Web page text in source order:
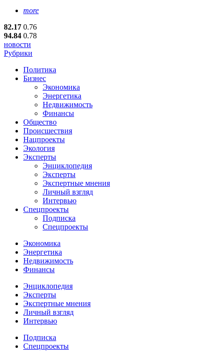
more
82.17 0.76
94.84 0.78
новости
Рубрики
Политика
Бизнес
Экономика
Энергетика
Недвижимость
Финансы
Общество
Происшествия
Нацпроекты
Экология
Эксперты
Энциклопедия
Эксперты
Экспертные мнения
Личный взгляд
Интервью
Спецпроекты
Подписка
Спецпроекты
Экономика
Энергетика
Недвижимость
Финансы
Энциклопедия
Эксперты
Экспертные мнения
Личный взгляд
Интервью
Подписка
Спецпроекты